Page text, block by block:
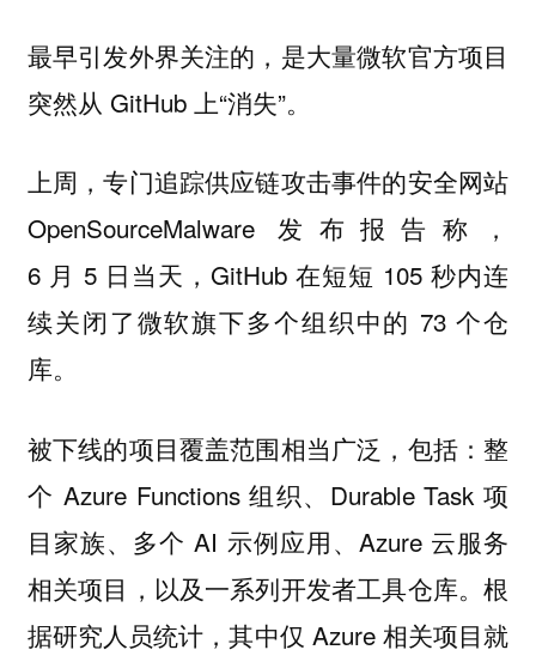
最早引发外界关注的，是大量微软官方项目
突然从 GitHub 上“消失”。
上周，专门追踪供应链攻击事件的安全网站
OpenSourceMalware 发布报告称，
6 月 5 日当天，GitHub 在短短 105 秒内连
续关闭了微软旗下多个组织中的 73 个仓
库。
被下线的项目覆盖范围相当广泛，包括：整
个 Azure Functions 组织、Durable Task 项
目家族、多个 AI 示例应用、Azure 云服务
相关项目，以及一系列开发者工具仓库。根
据研究人员统计，其中仅 Azure 相关项目就